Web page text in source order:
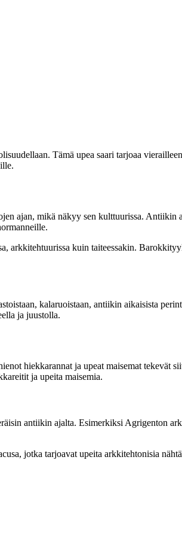
Tämä upea saari tarjoaa
ajan, mikä näkyy sen kulttuurissa.
kuin taiteessakin.
kalaruoistaan, antiikin aikaisista
ja juustolla.
hiekkarannat ja upeat maisemat tekevät
ja upeita maisemia.
antiikin ajalta. Esimerkiksi Agrigenton
jotka tarjoavat upeita arkkitehtonisia